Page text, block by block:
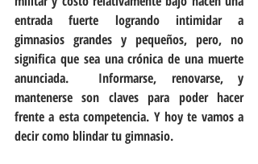
entrada fuerte logrando intimidar a
gimnasios grandes y pequeños, pero, no
significa que sea una crónica de una muerte
anunciada.  Informarse, renovarse, y
mantenerse son claves para poder hacer
frente a esta competencia. Y hoy te vamos a
decir como blindar tu gimnasio.